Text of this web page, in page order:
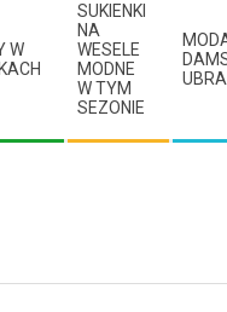
W
SUKIENKI
NA
WESELE
MODNE
W TYM
SEZONIE